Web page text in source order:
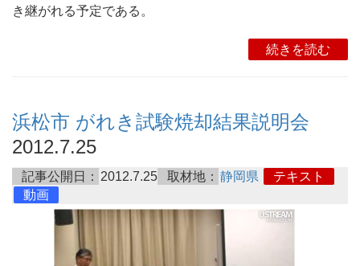
き継がれる予定である。
続きを読む
浜松市 がれき試験焼却結果説明会
2012.7.25
記事公開日： 2012.7.25 取材地： 静岡県
テキスト
動画